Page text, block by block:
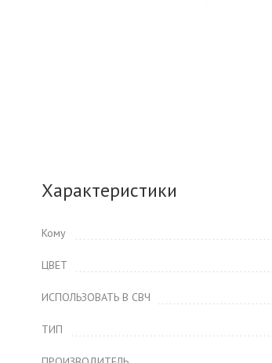
Характеристики
Кому
ЦВЕТ
ИСПОЛЬЗОВАТЬ В СВЧ
ТИП